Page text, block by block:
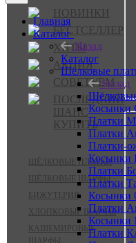
НОВИНКИ
БЕСТСЕЛЛЕР
ХИТЫ
АКЦИЯ
СОВЕТУЕМ
ПОСЛЕДНИЙ
ШАНС
КУПИТЬ
ШЁЛКОВЫЕ ПЛАТКИ
ШЁЛКОВЫЕ ШАРФЫ
БИЖУТЕРИЯ
ХЛОПКОВЫЕ ШАРФЫ
КАШЕМИРОВЫЕ
ШАРФЫ
Главная
Каталог
Назад
Каталог
Шёлковые
Назад
Косынки
Платки
Платки
Платки-
Косынки
Платки
Платки
Косынки
Платки
Косынки
Платки